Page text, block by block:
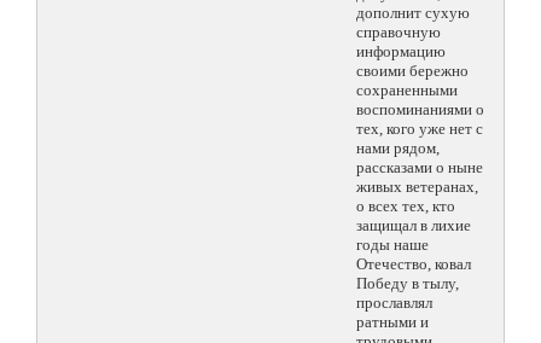
дополнит сухую
справочную
информацию
своими бережно
сохраненными
воспоминаниями о
тех, кого уже нет с
нами рядом,
рассказами о ныне
живых ветеранах,
о всех тех, кто
защищал в лихие
годы наше
Отечество, ковал
Победу в тылу,
прославлял
ратными и